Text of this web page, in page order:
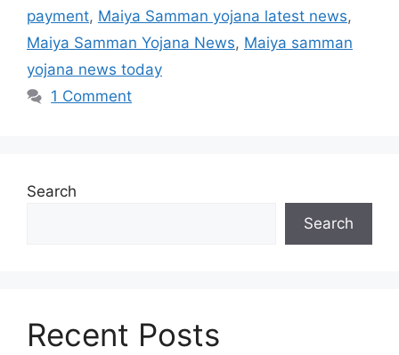
payment, Maiya Samman yojana latest news,
Maiya Samman Yojana News, Maiya samman
yojana news today
1 Comment
Search
Search
Recent Posts